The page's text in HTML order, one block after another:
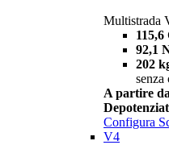
Multistrada
92,1
202
senza
A partire
Configura
V4